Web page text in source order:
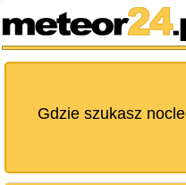
Gdzie szukasz